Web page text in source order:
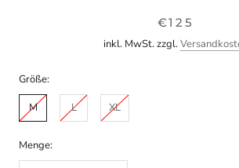
€125
inkl. MwSt. zzgl.
Größe:
M
L XL
Menge: